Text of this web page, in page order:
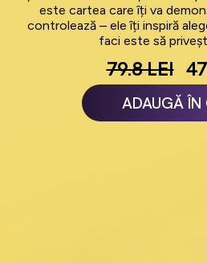
este cartea care îți va
controlează – ele îți inspiră
faci este să
79.8 LEI
ADAUGĂ ÎN